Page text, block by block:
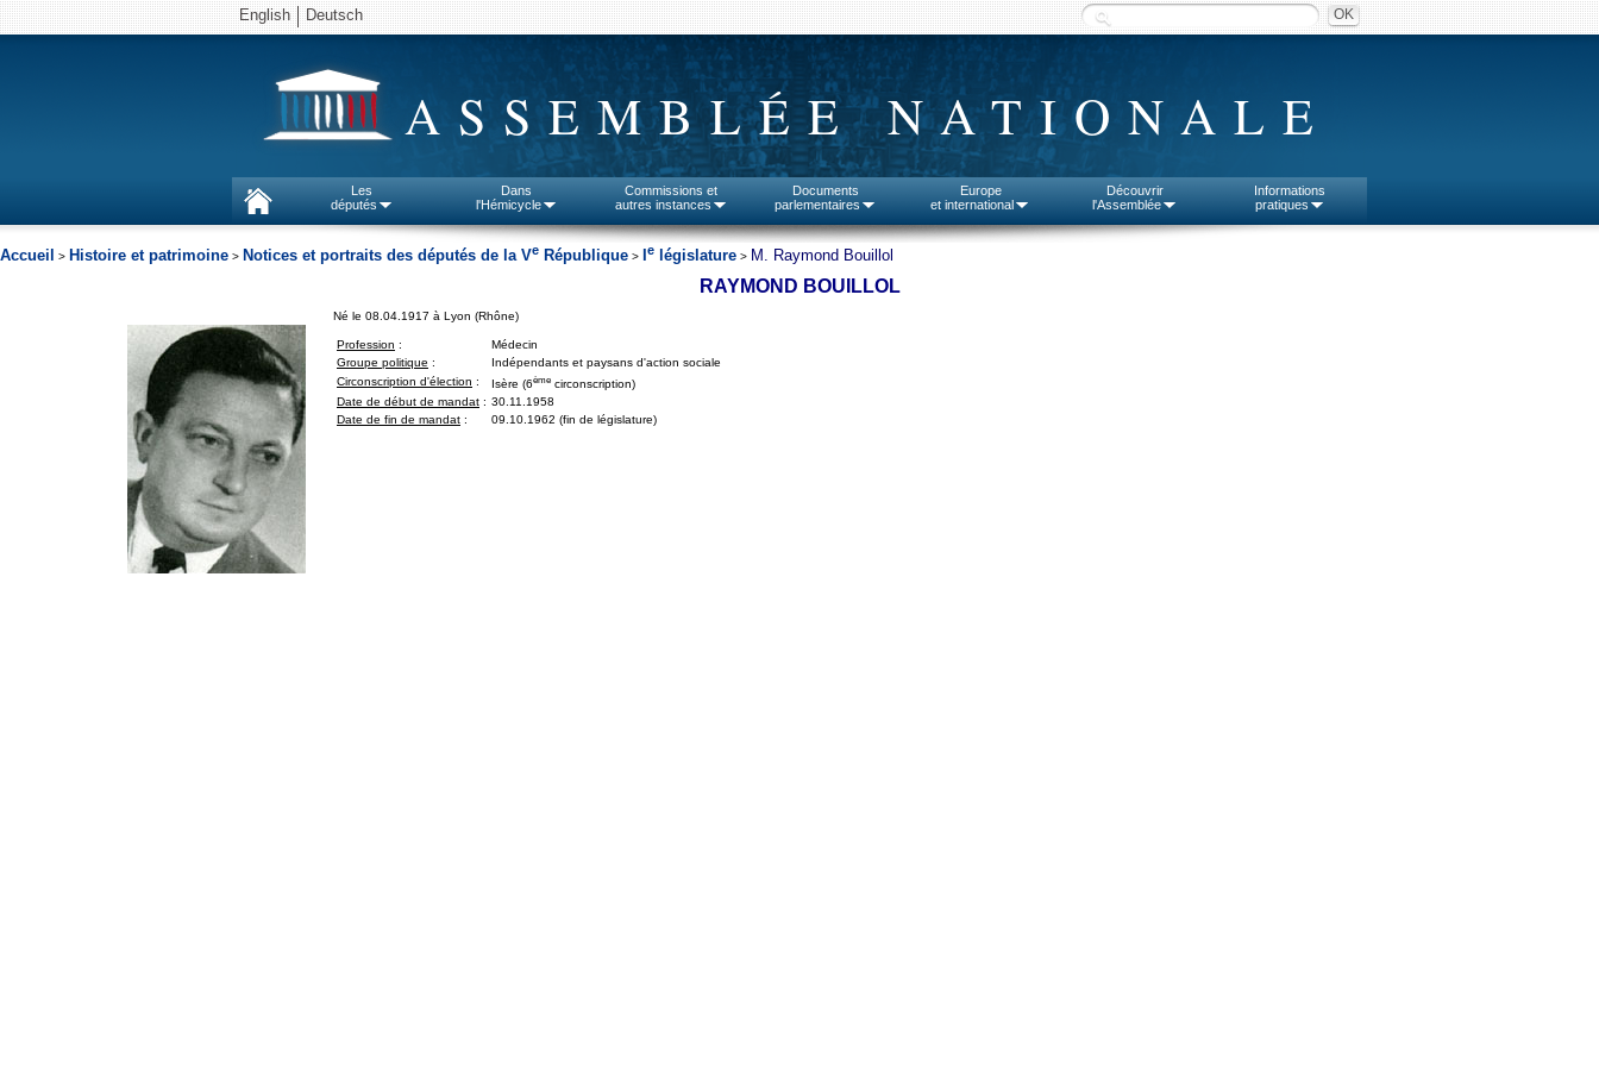
English Deutsch
ASSEMBLÉE NATIONALE
Les
députés
Dans
l'Hémicycle
Commissions et
autres instances
Documents
parlementaires
Europe
et international
Découvrir
l'Assemblée
Informations
pratiques
Accueil > Histoire et patrimoine > Notices et portraits des députés de la Ve République > e législature > M. Raymond Bouillol
RAYMOND BOUILLOL
Né le 08.04.1917 à Lyon (Rhône)
Profession :
Médecin
Groupe politique :
Indépendants et paysans d'action sociale
Circonscription d'élection : Isère (6ème circonscription)
Date de début de mandat : 30.11.1958
Date de fin de mandat : 09.10.1962 (fin de législature)